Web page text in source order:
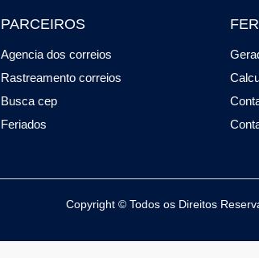
PARCEIROS
Agencia dos correios
Rastreamento correios
Busca cep
Feriados
Copyright © Todos os Direitos